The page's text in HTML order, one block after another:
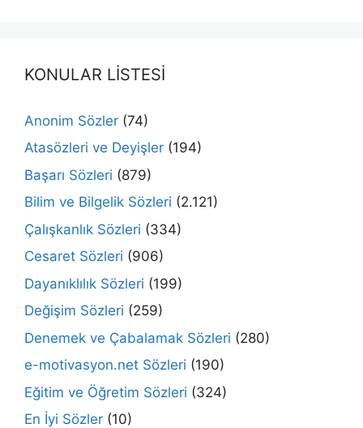
KONULAR LİSTESİ
Anonim Sözler (74)
Atasözleri ve Deyişler (194)
Başarı Sözleri (879)
Bilim ve Bilgelik Sözleri (2.121)
Çalışkanlık Sözleri (334)
Cesaret Sözleri (906)
Dayanıklılık Sözleri (199)
Değişim Sözleri (259)
Denemek ve Çabalamak Sözleri (280)
e-motivasyon.net Sözleri (190)
Eğitim ve Öğretim Sözleri (324)
En İyi Sözler (10)